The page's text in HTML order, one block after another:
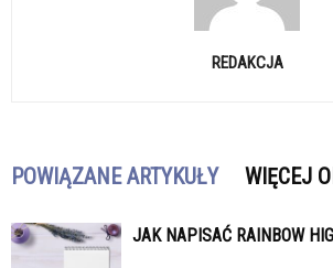
REDAKCJA
POWIĄZANE ARTYKUŁY WIĘCEJ
JAK NAPISAĆ RAINBOW